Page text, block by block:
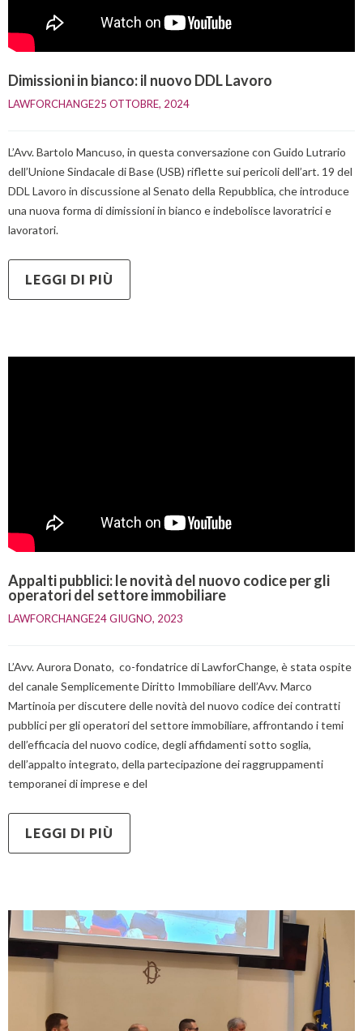
Dimissioni in bianco: il nuovo DDL Lavoro
LAWFORCHANGE25 OTTOBRE, 2024
L’Avv. Bartolo Mancuso, in questa conversazione con Guido Lutrario
dell’Unione Sindacale di Base (USB) riflette sui pericoli dell’art. 19 del
DDL Lavoro in discussione al Senato della Repubblica, che introduce
una nuova forma di dimissioni in bianco e indebolisce lavoratrici e
lavoratori.
LEGGI DI PIÙ
Appalti pubblici: le novità del nuovo codice per gli
operatori del settore immobiliare
LAWFORCHANGE24 GIUGNO, 2023
L’Avv. Aurora Donato, co-fondatrice di LawforChange, è stata ospite
del canale Semplicemente Diritto Immobiliare dell’Avv. Marco
Martinoia per discutere delle novità del nuovo codice dei contratti
pubblici per gli operatori del settore immobiliare, affrontando i temi
dell’efficacia del nuovo codice, degli affidamenti sotto soglia,
dell’appalto integrato, della partecipazione dei raggruppamenti
temporanei di imprese e del
LEGGI DI PIÙ